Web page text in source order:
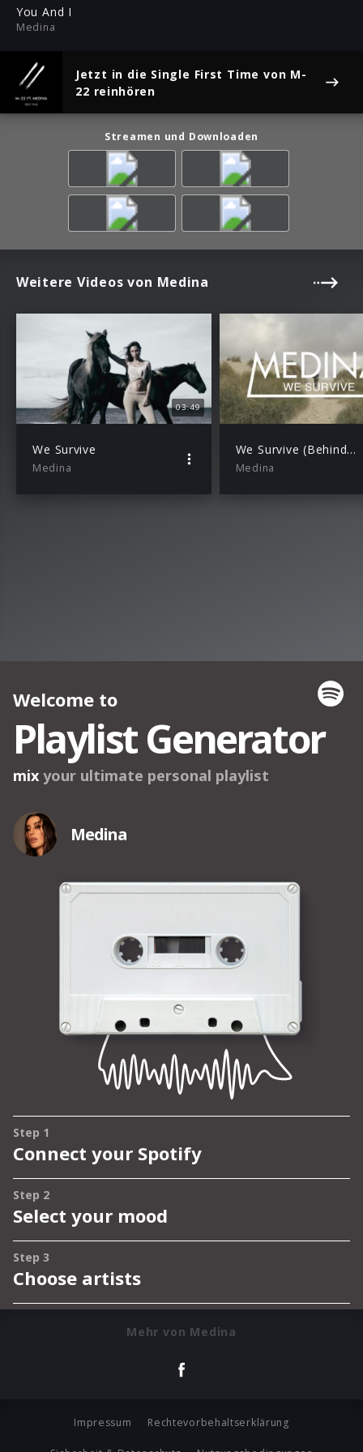
You And I
Medina
Jetzt in die Single First Time von M-
22 reinhören
Streamen und Downloaden
Weitere Videos von Medina
03:49
We Survive
Medina
We Survive (Behind The Scenes – Part 1)
Medina
Mehr von Medina
Impressum Rechtevorbehaltserklärung